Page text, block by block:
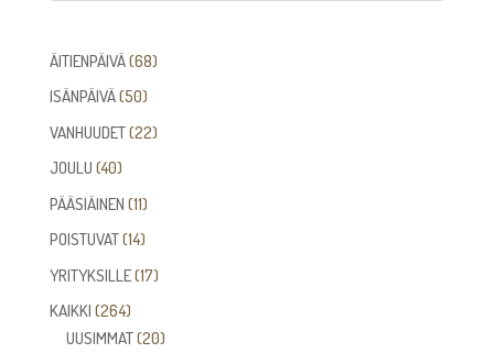
ÄITIENPÄIVÄ 6868
ISÄNPÄIVÄ 5050
tuotetta
VANHUUDET 2222
JOULU 4040
tuotetta
PÄÄSIÄINEN 1111
tuotetta
POISTUVAT 1414
tuotetta
YRITYKSILLE 1717
KAIKKI 264264
tuotetta
UUSIMMAT 2020